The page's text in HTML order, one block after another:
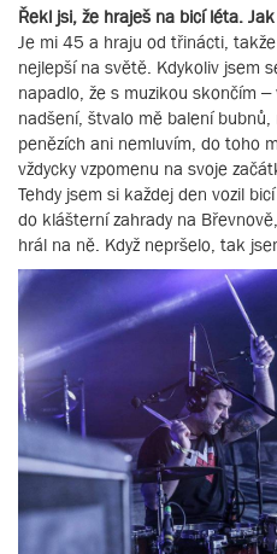
Řekl jsi, že hraješ na bicí léta.
Je mi 45 a hraju od třinácti,
nejlepší na světě. Kdykoliv jsem
napadlo, že s muzikou skončím
nadšení, štvalo mě balení
penězích ani nemluvím, do toho
vždycky vzpomenu na svoje
Tehdy jsem si každej den vozil
do klášterní zahrady na
hrál na ně. Když nepršelo, tak